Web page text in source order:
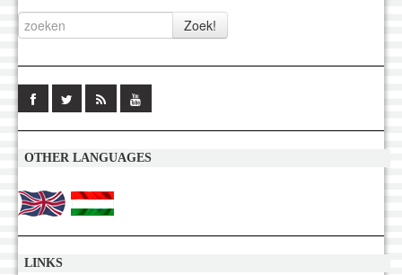
OTHER LANGUAGES
LINKS